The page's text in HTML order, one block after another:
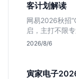
客计划解读
网易2026秋招
启，主打不限
（技术研发、
2026/8/6
寅家电子